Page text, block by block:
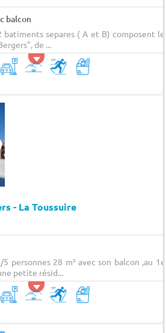
balcon
batiments separes ( A et B) composent
de ...
- La Toussuire
personnes 28 m² avec son balcon ,au
petite résid...